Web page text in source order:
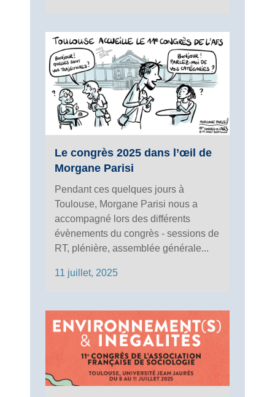
Le congrès 2025 dans l’œil de
Morgane Parisi
Pendant ces quelques jours à
Toulouse, Morgane Parisi nous a
accompagné lors des différents
évènements du congrès - sessions de
RT, plénière, assemblée générale...
11 juillet, 2025